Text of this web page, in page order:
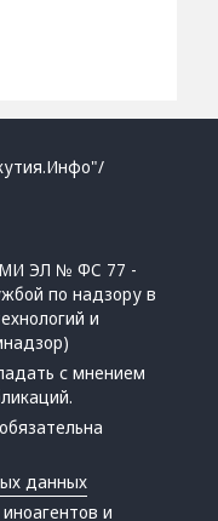
ЭЛ № ФС 77 -
по надзору в
и
с мнением
данных
иноагентов и